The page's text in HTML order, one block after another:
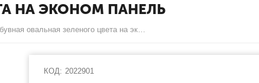
НА ЭКОНОМ ПАНЕЛЬ
Полка обувная овальная зеленого цвета на эконом панель
КОД: 2022901